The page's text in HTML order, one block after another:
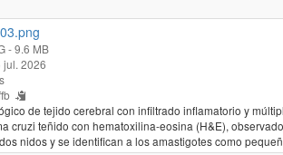
- 9.6 MB
jul. 2026
de tejido cerebral con infiltrado inflamatorio y
cruzi teñido con hematoxilina-eosina (H&E),
nidos y se identifican a los amastigotes como